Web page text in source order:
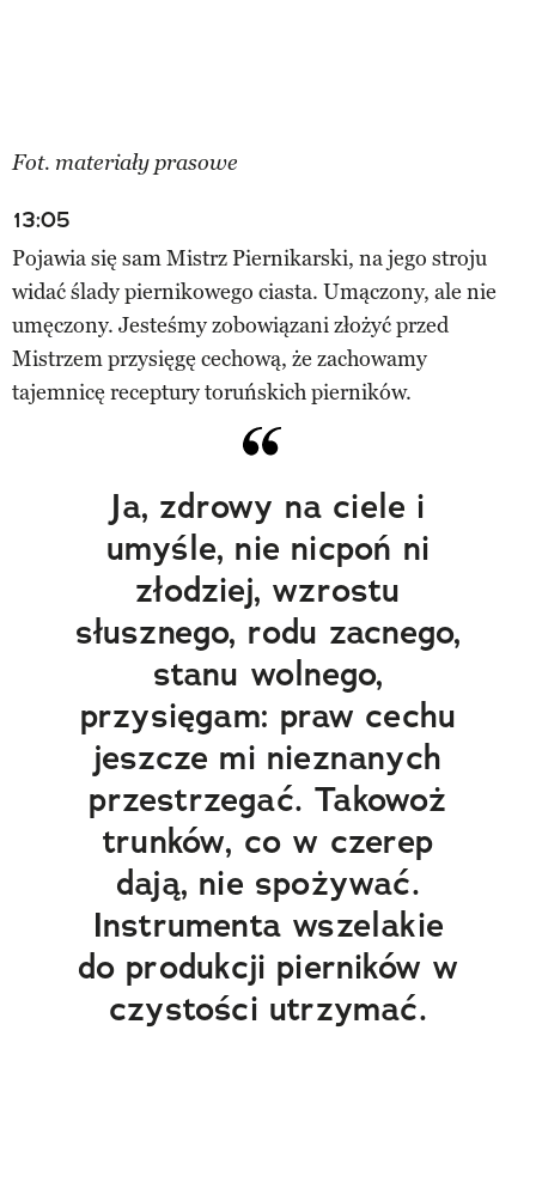
Fot. materiały prasowe
13:05
Pojawia się sam Mistrz Piernikarski, na jego stroju
widać ślady piernikowego ciasta. Umączony, ale nie
umęczony. Jesteśmy zobowiązani złożyć przed
Mistrzem przysięgę cechową, że zachowamy
tajemnicę receptury toruńskich pierników.
Ja, zdrowy na ciele i
umyśle, nie nicpoń ni
złodziej, wzrostu
słusznego, rodu zacnego,
stanu wolnego,
przysięgam: praw cechu
jeszcze mi nieznanych
przestrzegać. Takowoż
trunków, co w czerep
dają, nie spożywać.
Instrumenta wszelakie
do produkcji pierników w
czystości utrzymać.